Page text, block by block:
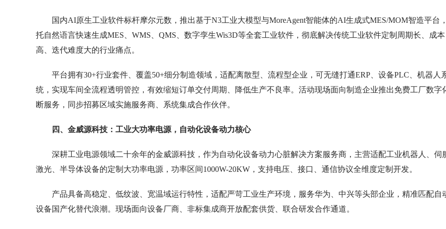
国内AI原生工业软件标杆摩尔元数，推出基于N3工业大模型与MoreAgent智能体的AI生成式MES/MOM智造平台
托自然语言快速生成MES、WMS、QMS、数字孪生Wis3D等全套工业软件，彻底解决传统工业软件定制周期长、成本
高、迭代难度大的行业痛点。
平台拥有30+行业套件、覆盖50+细分制造领域，适配离散型、流程型企业，可无缝打通ERP、设备PLC、机器人
统，实现车间全流程透明管控，有效缩短订单交付周期、降低生产不良率。活动现场面向制造企业推出免费工厂数字
断服务，同步招募区域实施服务商、系统集成合作伙伴。
四、金威源科技：工业大功率电源，自动化设备动力核心
深耕工业电源领域二十余年的金威源科技，作为自动化设备动力心脏解决方案服务商，主营适配工业机器人、伺
激光、半导体设备的定制大功率电源，功率区间1000W-20KW，支持电压、接口、通信协议全维度定制开发。
产品具备高稳定、低纹波、宽温域运行特性，适配严苛工业生产环境，服务华为、中兴等头部企业，精准匹配自
设备国产化替代浪潮。现场面向设备厂商、非标集成商开放配套供货、联合研发合作通道。